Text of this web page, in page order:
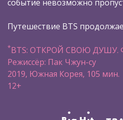
событие невозможно
Путешествие BTS
*BTS: ОТКРОЙ СВОЮ
Режиссёр: Пак Чжун-су
2019, Южная Корея, 105 мин.
12+